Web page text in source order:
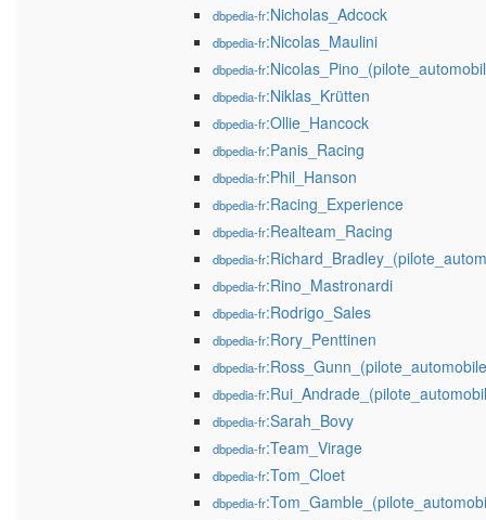
dbpedia-fr:Nicholas_Adcock
dbpedia-fr:Nicolas_Maulini
dbpedia-fr
dbpedia-fr:Niklas_Krütten
dbpedia-fr:Ollie_Hancock
dbpedia-fr:Panis_Racing
dbpedia-fr:Phil_Hanson
dbpedia-fr:Racing_Experience
dbpedia-fr:Realteam_Racing
dbpedia-fr
dbpedia-fr:Rino_Mastronardi
dbpedia-fr:Rodrigo_Sales
dbpedia-fr:Rory_Penttinen
dbpedia-fr
dbpedia-fr
dbpedia-fr:Sarah_Bovy
dbpedia-fr:Team_Virage
dbpedia-fr:Tom_Cloet
dbpedia-fr